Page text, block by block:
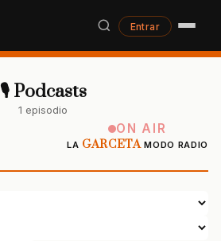
Entrar
🎙 Podcasts
1 episodio
ON AIR
LA GARCETAMODO RADIO